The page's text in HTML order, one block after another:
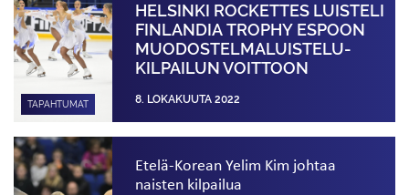
TAPAHTUMAT
HELSINKI ROCKETTES LUISTELI
FINLANDIA TROPHY ESPOON
MUODOSTELMA­­LUISTELU­­
KILPAILUN VOITTOON
8. LOKAKUUTA 2022
Etelä-Korean Yelim Kim johtaa
naisten kilpailua